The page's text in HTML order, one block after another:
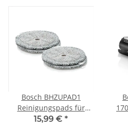
Bosch BHZUPAD1
Reinigungspads für
Akkustaubsauger
15,99 € *